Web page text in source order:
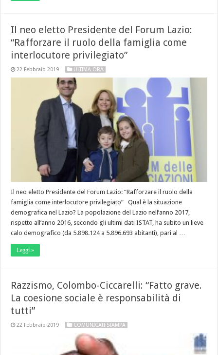
Il neo eletto Presidente del Forum Lazio:
“Rafforzare il ruolo della famiglia come
interlocutore privilegiato”
22 Febbraio 2019 ULTIMA ORA
Il neo eletto Presidente del Forum Lazio: “Rafforzare il ruolo della
famiglia come interlocutore privilegiato” Qual è la situazione
demografica nel Lazio? La popolazione del Lazio nell’anno 2017,
rispetto all’anno 2016, secondo gli ultimi dati ISTAT, ha subito un lieve
calo demografico (da 5.898.124 a 5.896.693 abitanti), pari al …
Leggi »
Razzismo, Colombo-Ciccarelli: “Fatto grave.
La coesione sociale è responsabilità di
tutti”
22 Febbraio 2019 COMUNICATI STAMPA